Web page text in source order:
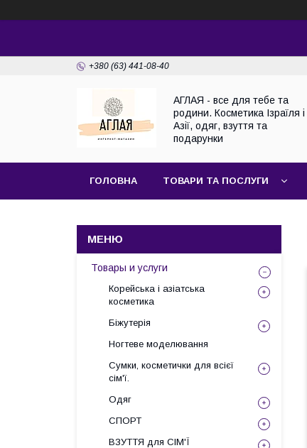
+380 (63) 441-08-40
АГЛАЯ - все для тебе та
родини. Косметика Ізраїля і
Азії, одяг, взуття та
подарунки
ГОЛОВНА ТОВАРИ ТА ПОСЛУГИ
Товары и услуги
Корейська і азіатська
косметика
Біжутерія
Ногтеве моделювання
Сумки, косметички для всієї
сім'ї.
Одяг
СПОРТ
ВЗУТТЯ для СІМ'Ї